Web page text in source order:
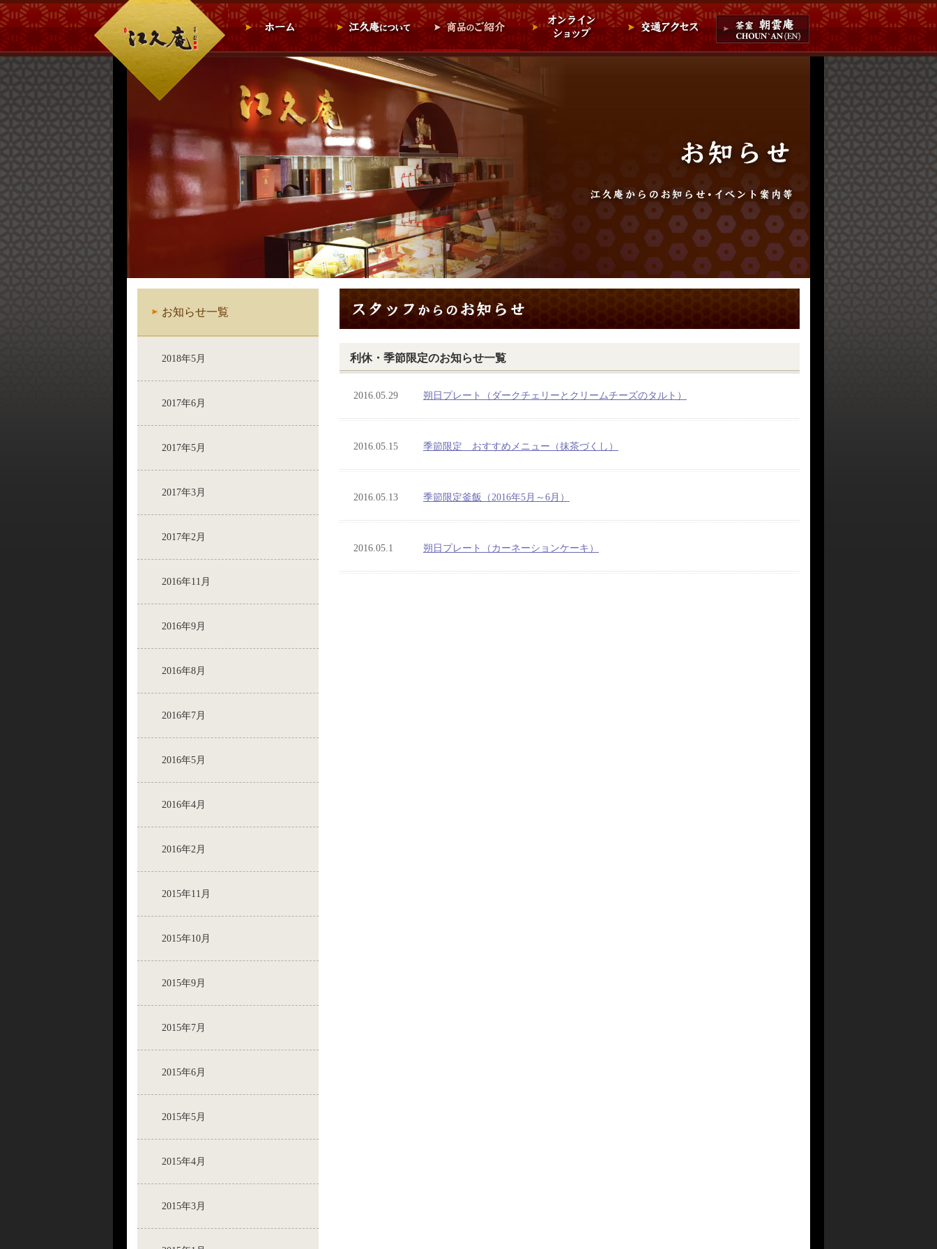
利休・季節限定のお知らせ一覧
2016.05.29 朔日プレート（ダークチェリーとクリームチーズのタルト）
2016.05.15 季節限定 おすすめメニュー（抹茶づくし）
2016.05.13 季節限定釜飯（2016年5月～6月）
2016.05.1 朔日プレート（カーネーションケーキ）
お知らせ一覧
2018年5月
2017年6月
2017年5月
2017年3月
2017年2月
2016年11月
2016年9月
2016年8月
2016年7月
2016年5月
2016年4月
2016年2月
2015年11月
2015年10月
2015年9月
2015年7月
2015年6月
2015年5月
2015年4月
2015年3月